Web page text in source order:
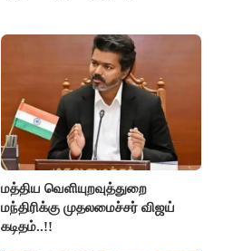
மத்திய வெளியுறவுத்துறை
மந்திரிக்கு முதலமைச்சர் விஜய்
கடிதம்..!!